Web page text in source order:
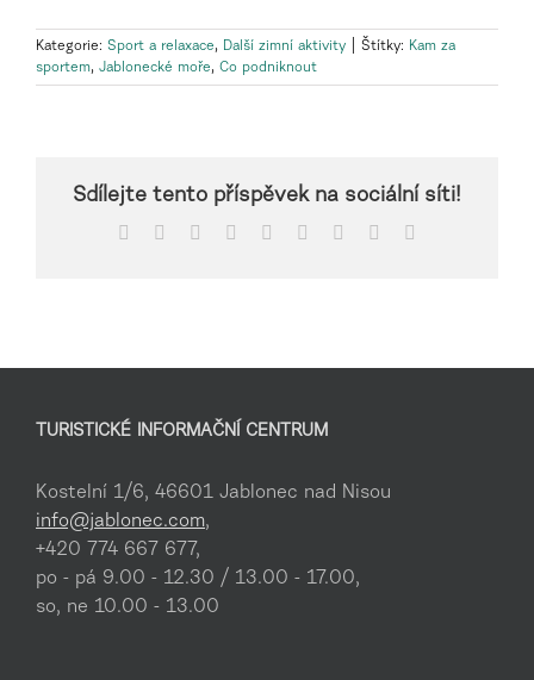
Kategorie: Sport a relaxace, Další zimní aktivity Štítky: Kam za
sportem, Jablonecké moře, Co podniknout
Sdílejte tento příspěvek na sociální síti!
Facebook Reddit LinkedInWhatsApp
TumblrPinterest
TURISTICKÉ INFORMAČNÍ CENTRUM
Kostelní 1/6, 46601 Jablonec nad Nisou
info@jablonec.com,
+420 774 667 677,
po - pá 9.00 - 12.30 / 13.00 - 17.00,
so, ne 10.00 - 13.00